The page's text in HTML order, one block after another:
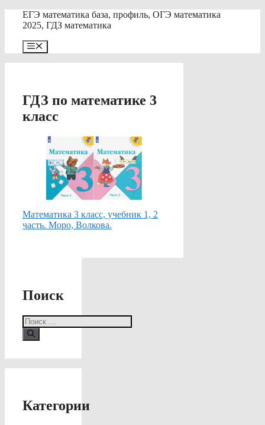
Перейти
ЕГЭ математика база, профиль, ОГЭ математика
2025, ГДЗ математика
Меню
ГДЗ по математике 3
класс
Математика 3 класс, учебник 1, 2
часть. Моро, Волкова.
Поиск
Поиск:
Категории